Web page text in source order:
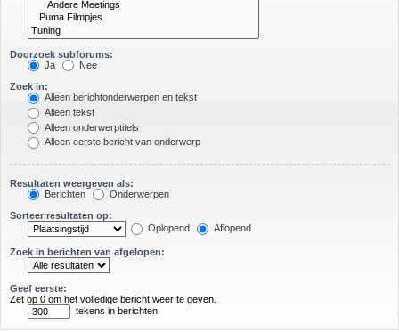
Doorzoek subforums:
Ja
Nee
Zoek in:
Alleen berichtonderwerpen en tekst
Alleen tekst
Alleen onderwerptitels
Alleen eerste bericht van onderwerp
Resultaten weergeven als:
Berichten
Onderwerpen
Sorteer resultaten op:
Oplopend
Aflopend
Zoek in berichten van afgelopen:
Geef eerste:
Zet op 0 om het volledige bericht weer te geven.
tekens in berichten